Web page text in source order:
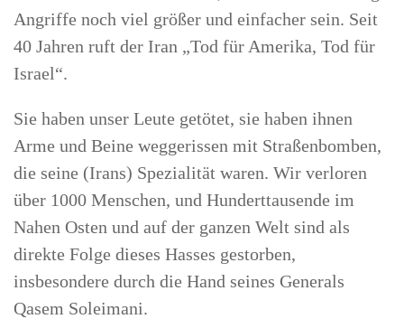
Angriffe noch viel größer und einfacher sein. Seit
40 Jahren ruft der Iran „Tod für Amerika, Tod für
Israel“.
Sie haben unser Leute getötet, sie haben ihnen
Arme und Beine weggerissen mit Straßenbomben,
die seine (Irans) Spezialität waren. Wir verloren
über 1000 Menschen, und Hunderttausende im
Nahen Osten und auf der ganzen Welt sind als
direkte Folge dieses Hasses gestorben,
insbesondere durch die Hand seines Generals
Qasem Soleimani.